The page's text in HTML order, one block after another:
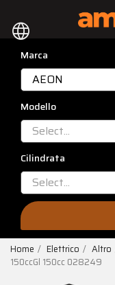
language
Marca
AEON
Modello
Select...
Cilindrata
Select...
Home Elettrico Altro
150ccGl 150cc 028249